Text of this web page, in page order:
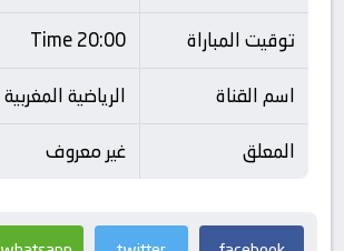
توقيت المباراة
20:00 Time
اسم القناة
الرياضية المغربية 3
المعلق
غير معروف